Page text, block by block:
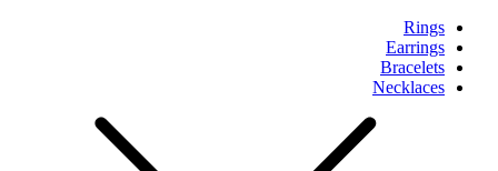
Rings
Earrings
Bracelets
Necklaces